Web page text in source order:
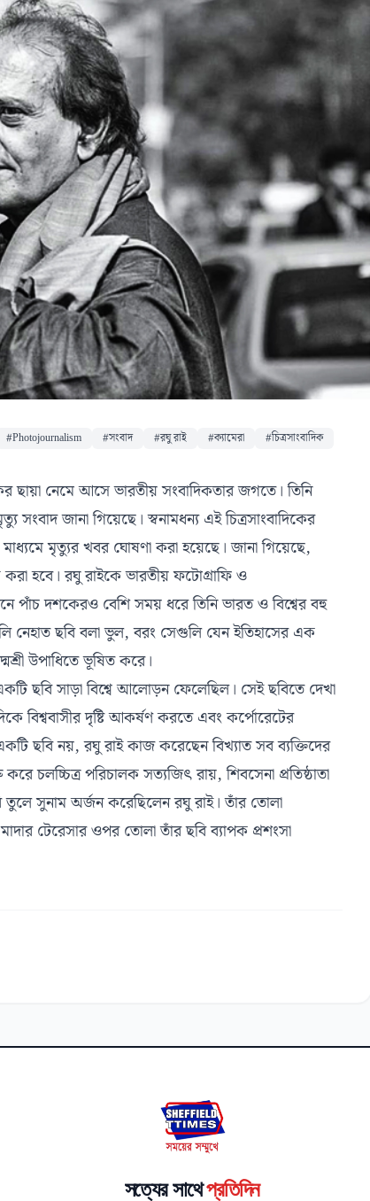
#Photojournalism #সংবাদ #রঘু রাই #ক্যামেরা #চিত্রসাংবাদিক
ছায়া নেমে আসে ভারতীয় সংবাদিকতার জগতে। তিনি
জানা গিয়েছে। স্বনামধন্য এই চিত্রসাংবাদিকের
মৃত্যুর খবর ঘোষণা করা হয়েছে। জানা গিয়েছে,
হবে। রঘু রাইকে ভারতীয় ফটোগ্রাফি ও
পাঁচ দশকেরও বেশি সময় ধরে তিনি ভারত ও বিশ্বের বহু
নেহাত ছবি বলা ভুল, বরং সেগুলি যেন ইতিহাসের এক
উপাধিতে ভূষিত করে।
ছবি সাড়া বিশ্বে আলোড়ন ফেলেছিল। সেই ছবিতে দেখা
বিশ্ববাসীর দৃষ্টি আকর্ষণ করতে এবং কর্পোরেটের
ছবি নয়, রঘু রাই কাজ করেছেন বিখ্যাত সব ব্যক্তিদের
করে চলচ্চিত্র পরিচালক সত্যজিৎ রায়, শিবসেনা প্রতিষ্ঠাতা
তুলে সুনাম অর্জন করেছিলেন রঘু রাই। তাঁর তোলা
টেরেসার ওপর তোলা তাঁর ছবি ব্যাপক প্রশংসা
সত্যের সাথেপ্রতিদিন